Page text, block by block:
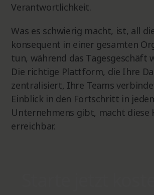
Verantwortlichkeit.
Was es schwierig macht, ist, all
konsequent in einer gesamten
tun, während das Tagesgeschäft
Die richtige Plattform, die Ihre
zentralisiert, Ihre Teams
Einblick in den Fortschritt in
Unternehmens gibt, macht diese
erreichbar.